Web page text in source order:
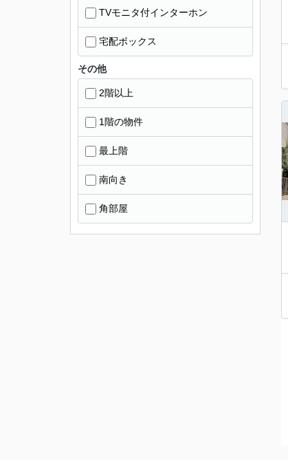
TVモニタ付インターホン
宅配ボックス
その他
2階以上
1階の物件
最上階
南向き
角部屋